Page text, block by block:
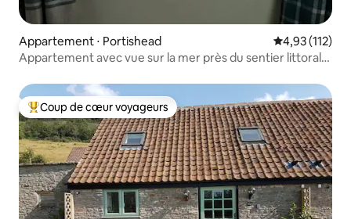
Appartement ⋅ Portishead Évaluation
4,93 (112)
Appartement avec vue sur la mer près du sentier littoral
Coups de cœur voyageurs les plus appréciés
Coup de cœur voyageurs